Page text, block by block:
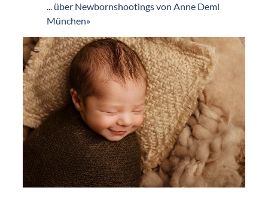
... über Newbornshootings von Anne Deml
München»